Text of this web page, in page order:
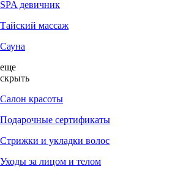
SPA девичник
Тайский массаж
Сауна
еще
скрыть
Салон красоты
Подарочные сертификаты
Стрижки и укладки волос
Уходы за лицом и телом